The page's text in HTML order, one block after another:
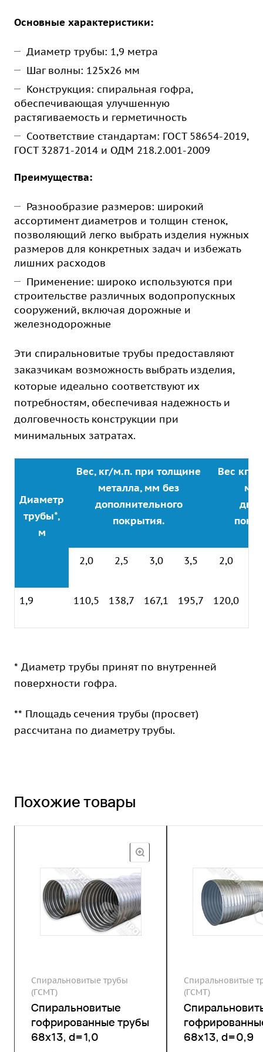
Основные характеристики:
Диаметр трубы: 1,9 метра
Шаг волны: 125х26 мм
Конструкция: спиральная гофра,
обеспечивающая улучшенную
растягиваемость и герметичность
Соответствие стандартам: ГОСТ 58654-2019,
ГОСТ 32871-2014 и ОДМ 218.2.001-2009
Преимущества:
Разнообразие размеров: широкий
ассортимент диаметров и толщин стенок,
позволяющий легко выбрать изделия нужных
размеров для конкретных задач и избежать
лишних расходов
Применение: широко используются при
строительстве различных водопропускных
сооружений, включая дорожные и
железнодорожные
Эти спиральновитые трубы предоставляют
заказчикам возможность выбрать изделия,
которые идеально соответствуют их
потребностям, обеспечивая надежность и
долговечность конструкции при
минимальных затратах.
Диаметр
трубы*,
м
Вес, кг/м.п. при толщине
металла, мм без
дополнительного
покрытия.
Вес кг/
2,0 2,5 3,0 3,5 2,0
1,9 110,5 138,7 167,1 195,7 120,0
* Диаметр трубы принят по внутренней
поверхности гофра.
** Площадь сечения трубы (просвет)
рассчитана по диаметру трубы.
Похожие товары
Спиральновитые трубы
(ГСМТ)
Спиральновитые
гофрированные трубы
68х13, d=1,0
Спиральновитые
(ГСМТ)
68х13, d=0,9